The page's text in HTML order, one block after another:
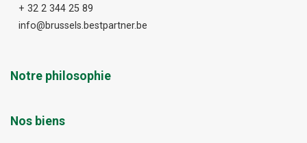
+ 32 2 344 25 89
info@brussels.bestpartner.be
Notre philosophie
Nos biens